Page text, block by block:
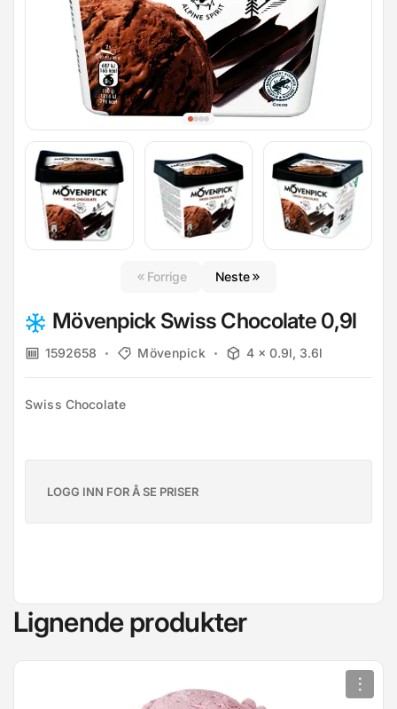
Forrige Neste
Mövenpick Swiss Chocolate 0,9l
1592658 Mövenpick 4 x 0.9l, 3.6l
Swiss Chocolate
LOGG INN FOR Å SE PRISER
Lignende produkter